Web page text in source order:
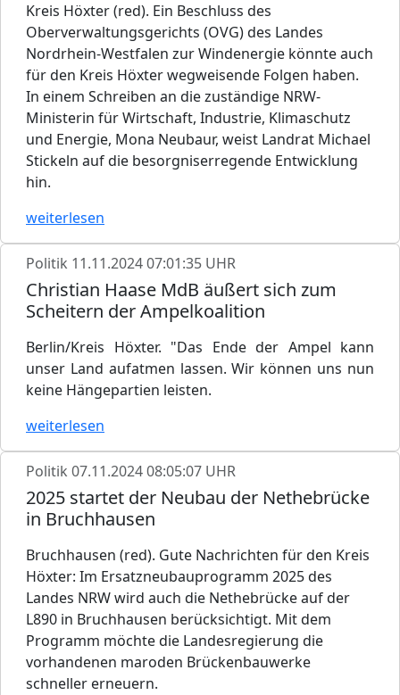
Kreis Höxter (red). Ein Beschluss des
Oberverwaltungsgerichts (OVG) des Landes
Nordrhein-Westfalen zur Windenergie könnte auch
für den Kreis Höxter wegweisende Folgen haben.
In einem Schreiben an die zuständige NRW-
Ministerin für Wirtschaft, Industrie, Klimaschutz
und Energie, Mona Neubaur, weist Landrat Michael
Stickeln auf die besorgniserregende Entwicklung
hin.
weiterlesen
Politik 11.11.2024 07:01:35 UHR
Christian Haase MdB äußert sich zum
Scheitern der Ampelkoalition
Berlin/Kreis Höxter. "Das Ende der Ampel kann
unser Land aufatmen lassen. Wir können uns nun
keine Hängepartien leisten.
weiterlesen
Politik 07.11.2024 08:05:07 UHR
2025 startet der Neubau der Nethebrücke
in Bruchhausen
Bruchhausen (red). Gute Nachrichten für den Kreis
Höxter: Im Ersatzneubauprogramm 2025 des
Landes NRW wird auch die Nethebrücke auf der
L890 in Bruchhausen berücksichtigt. Mit dem
Programm möchte die Landesregierung die
vorhandenen maroden Brückenbauwerke
schneller erneuern.